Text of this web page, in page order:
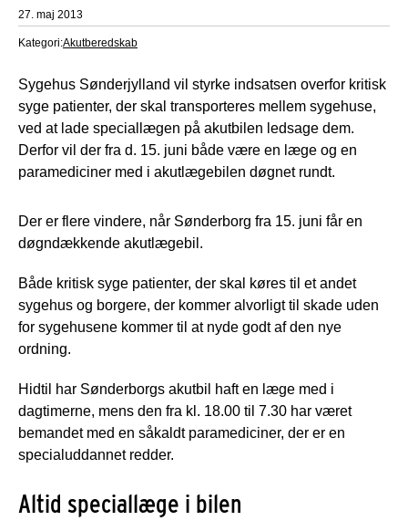
27. maj 2013
Kategori:Akutberedskab
Sygehus Sønderjylland vil styrke indsatsen overfor kritisk
syge patienter, der skal transporteres mellem sygehuse,
ved at lade speciallægen på akutbilen ledsage dem.
Derfor vil der fra d. 15. juni både være en læge og en
paramediciner med i akutlægebilen døgnet rundt.
Der er flere vindere, når Sønderborg fra 15. juni får en
døgndækkende akutlægebil.
Både kritisk syge patienter, der skal køres til et andet
sygehus og borgere, der kommer alvorligt til skade uden
for sygehusene kommer til at nyde godt af den nye
ordning.
Hidtil har Sønderborgs akutbil haft en læge med i
dagtimerne, mens den fra kl. 18.00 til 7.30 har været
bemandet med en såkaldt paramediciner, der er en
specialuddannet redder.
Altid speciallæge i bilen